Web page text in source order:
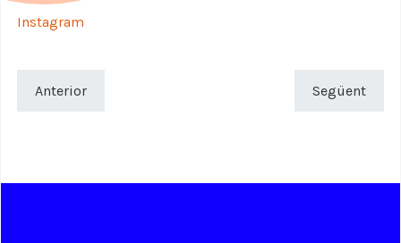
Instagram
Anterior Següent